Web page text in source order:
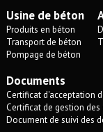
Usine de béton
Produits en béton
Transport de béton
Pompage de béton
Documents
Certificat d'acceptation
Certificat de gestion des
Document de suivi des